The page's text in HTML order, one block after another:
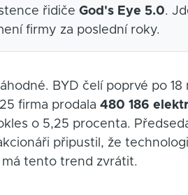
řidičeGod's Eye 5.0.
firmy za poslední roky.
BYD čelí poprvé po
firma prodala480 186
o 5,25 procenta.
připustil, že
má tento trend zvrátit.